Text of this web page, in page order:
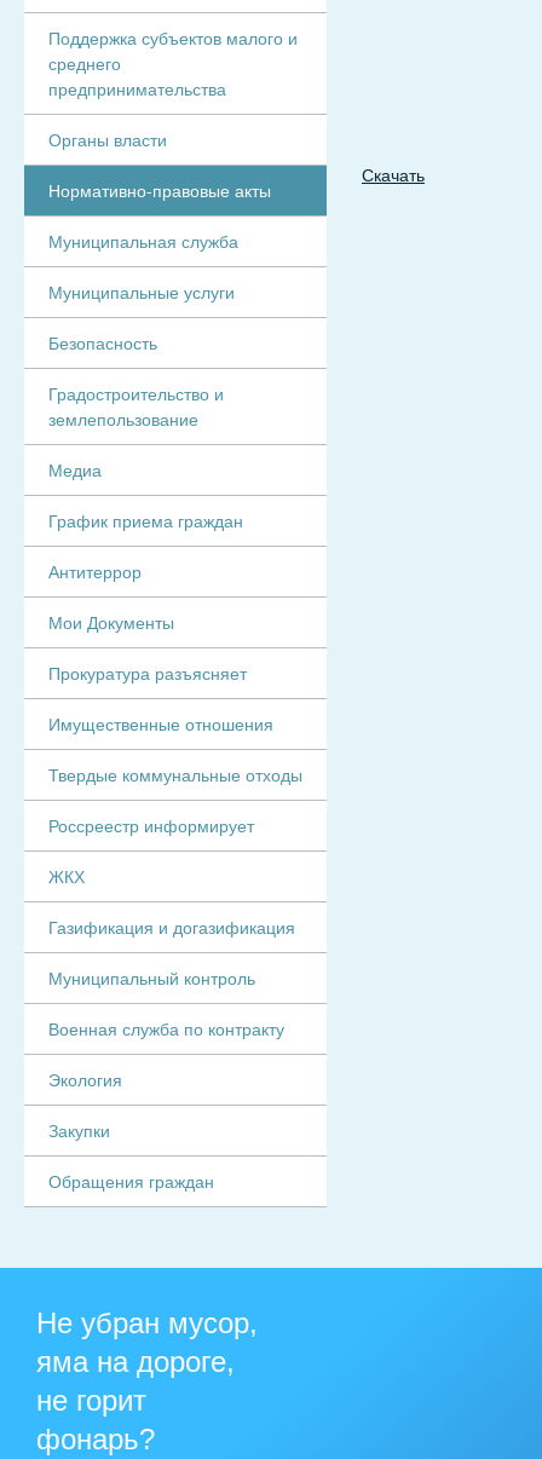
Скачать
Поддержка субъектов малого и
среднего
предпринимательства
Органы власти
Нормативно-правовые акты
Муниципальная служба
Муниципальные услуги
Безопасность
Градостроительство и
землепользование
Медиа
График приема граждан
Антитеррор
Мои Документы
Прокуратура разъясняет
Имущественные отношения
Твердые коммунальные отходы
Россреестр информирует
ЖКХ
Газификация и догазификация
Муниципальный контроль
Военная служба по контракту
Экология
Закупки
Обращения граждан
Не убран мусор,
яма на дороге,
не горит
фонарь?